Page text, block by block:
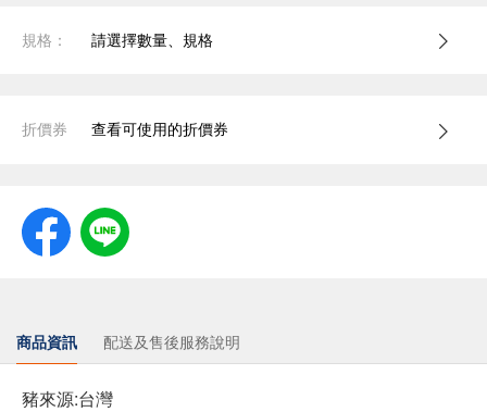
規格： 請選擇數量、規格
折價券 查看可使用的折價券
商品資訊 配送及售後服務說明
豬來源:台灣